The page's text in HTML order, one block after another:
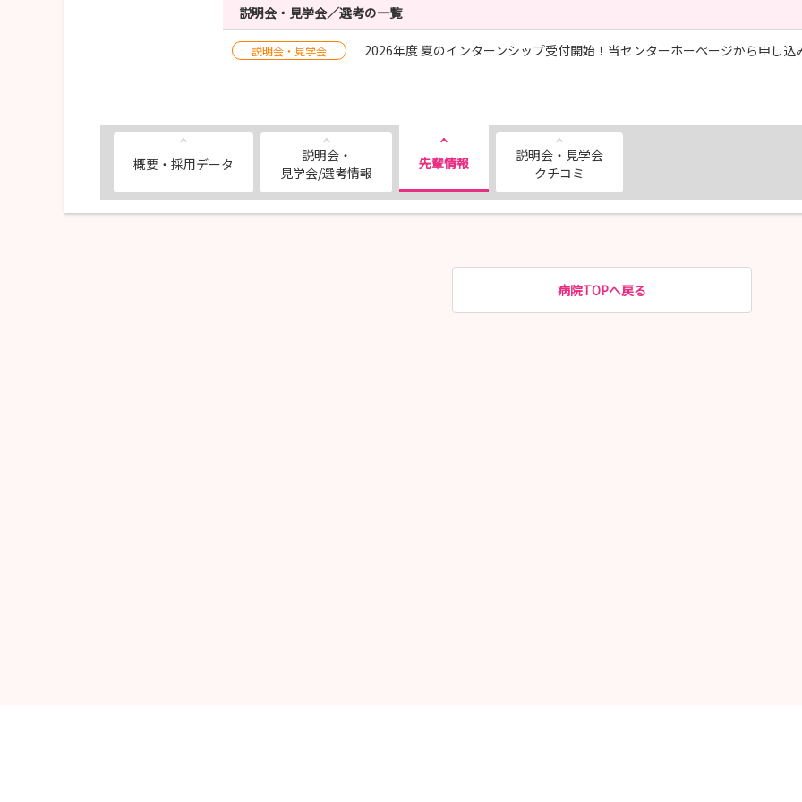
説明会・見学会／選考の一覧
説明会・見学会 2026年度 夏のインターンシップ受付開始！当センターホーページから申し込
概要・採用データ
説明会・
見学会/選考情報
先輩情報
説明会・見学会
クチコミ
病院TOPへ戻る